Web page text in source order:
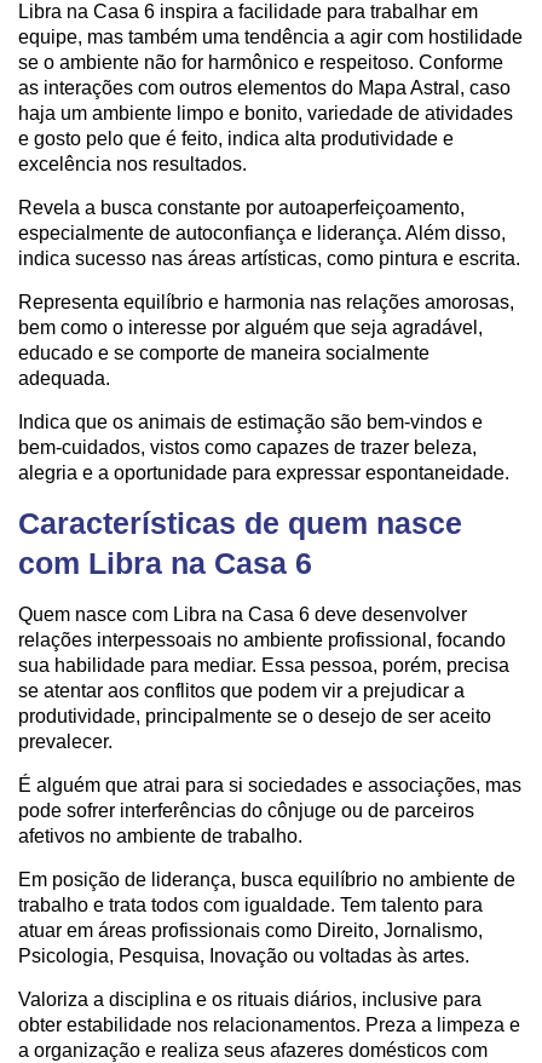
Libra na Casa 6 inspira a facilidade para trabalhar em
equipe, mas também uma tendência a agir com hostilidade
se o ambiente não for harmônico e respeitoso. Conforme
as interações com outros elementos do Mapa Astral, caso
haja um ambiente limpo e bonito, variedade de atividades
e gosto pelo que é feito, indica alta produtividade e
excelência nos resultados.
Revela a busca constante por autoaperfeiçoamento,
especialmente de autoconfiança e liderança. Além disso,
indica sucesso nas áreas artísticas, como pintura e escrita.
Representa equilíbrio e harmonia nas relações amorosas,
bem como o interesse por alguém que seja agradável,
educado e se comporte de maneira socialmente
adequada.
Indica que os animais de estimação são bem-vindos e
bem-cuidados, vistos como capazes de trazer beleza,
alegria e a oportunidade para expressar espontaneidade.
Características de quem nasce
com Libra na Casa 6
Quem nasce com Libra na Casa 6 deve desenvolver
relações interpessoais no ambiente profissional, focando
sua habilidade para mediar. Essa pessoa, porém, precisa
se atentar aos conflitos que podem vir a prejudicar a
produtividade, principalmente se o desejo de ser aceito
prevalecer.
É alguém que atrai para si sociedades e associações, mas
pode sofrer interferências do cônjuge ou de parceiros
afetivos no ambiente de trabalho.
Em posição de liderança, busca equilíbrio no ambiente de
trabalho e trata todos com igualdade. Tem talento para
atuar em áreas profissionais como Direito, Jornalismo,
Psicologia, Pesquisa, Inovação ou voltadas às artes.
Valoriza a disciplina e os rituais diários, inclusive para
obter estabilidade nos relacionamentos. Preza a limpeza e
a organização e realiza seus afazeres domésticos com